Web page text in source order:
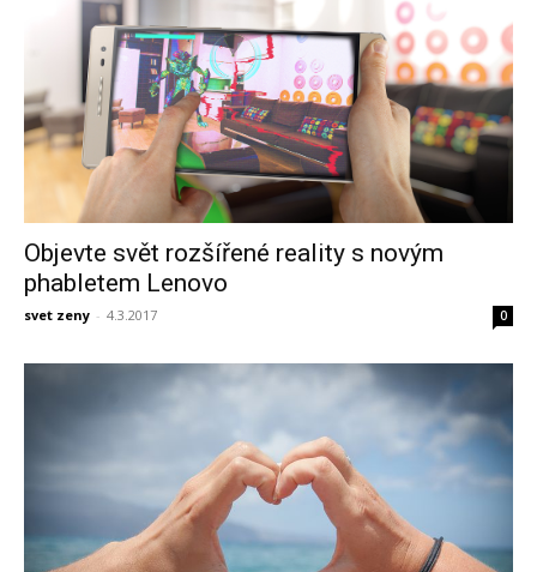
Objevte svět rozšířené reality s novým
phabletem Lenovo
svet zeny - 4.3.2017 0